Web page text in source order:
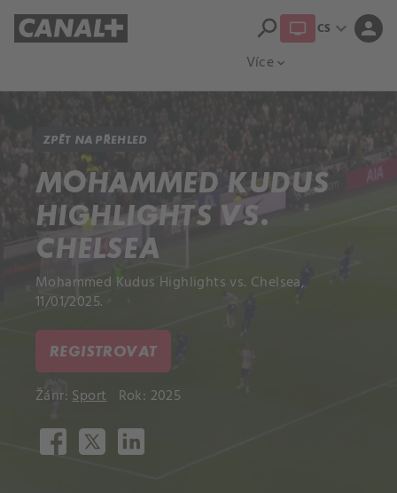
Více expand_more
search CS expand_more person
ZPĚT NA PŘEHLED
MOHAMMED KUDUS
HIGHLIGHTS VS.
CHELSEA
Mohammed Kudus Highlights vs. Chelsea,
11/01/2025.
REGISTROVAT
Žánr:Sport Rok: 2025